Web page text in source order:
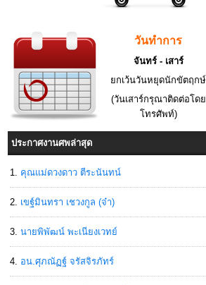
วันทำการ
จันทร์ - เสาร์
ยกเว้นวันหยุดนักขัตฤกษ์
(วันเสาร์กรุณาติดต่อโดย
โทรศัพท์)
ประกาศงานศพล่าสุด
คุณแม่ดวงดาว ตีระนันทน์
เขฐ์มินทรา เชวงกูล (จ๋า)
นายพิพัฒน์ พะเนียงเวทย์
อน.ศุภณัฏฐ์ จรัสจิรภัทร์